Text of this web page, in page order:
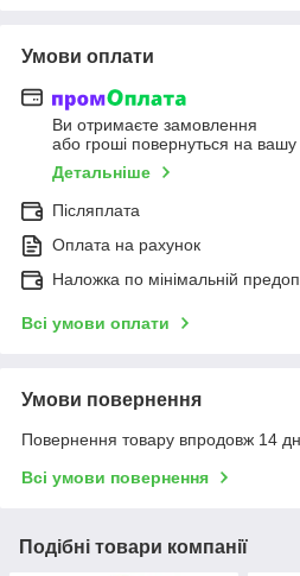
Умови оплати
Ви отримаєте замовлення
або гроші повернуться на вашу
Детальніше
Післяплата
Оплата на рахунок
Наложка по мінімальній
Всі умови оплати
Умови повернення
Повернення товару впродовж 14
Всі умови повернення
Подібні товари компанії